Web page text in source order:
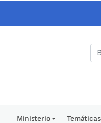
Ministerio Temáticas